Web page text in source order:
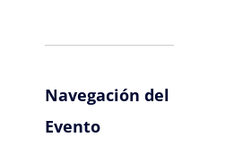
Navegación del
Evento